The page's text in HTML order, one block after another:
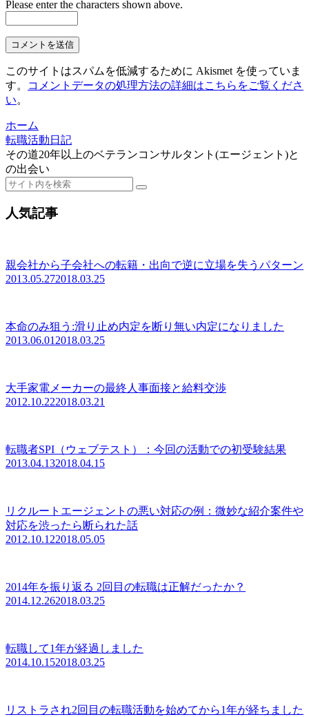
Please enter the characters shown above.
このサイトはスパムを低減するために Akismet を使っていま
す。
コメントデータの処理方法の詳細はこちらをご覧くださ
い。
ホーム
転職活動日記
その道20年以上のベテランコンサルタント(エージェント)と
の出会い
人気記事
親会社から子会社への転籍・出向で逆に立場を失うパターン
2013.05.272018.03.25
本命のみ狙う:滑り止め内定を断り無い内定になりました
2013.06.01 2018.03.25
大手家電メーカーの最終人事面接と給料交渉
2012.10.222018.03.21
転職者SPI（ウェブテスト）：今回の活動での初受験結果
2013.04.132018.04.15
リクルートエージェントの悪い対応の例：微妙な紹介案件や
対応を渋ったら断られた話
2012.10.122018.05.05
2014年を振り返る 2回目の転職は正解だったか？
2014.12.262018.03.25
転職して1年が経過しました
2014.10.152018.03.25
リストラされ2回目の転職活動を始めてから1年が経ちました